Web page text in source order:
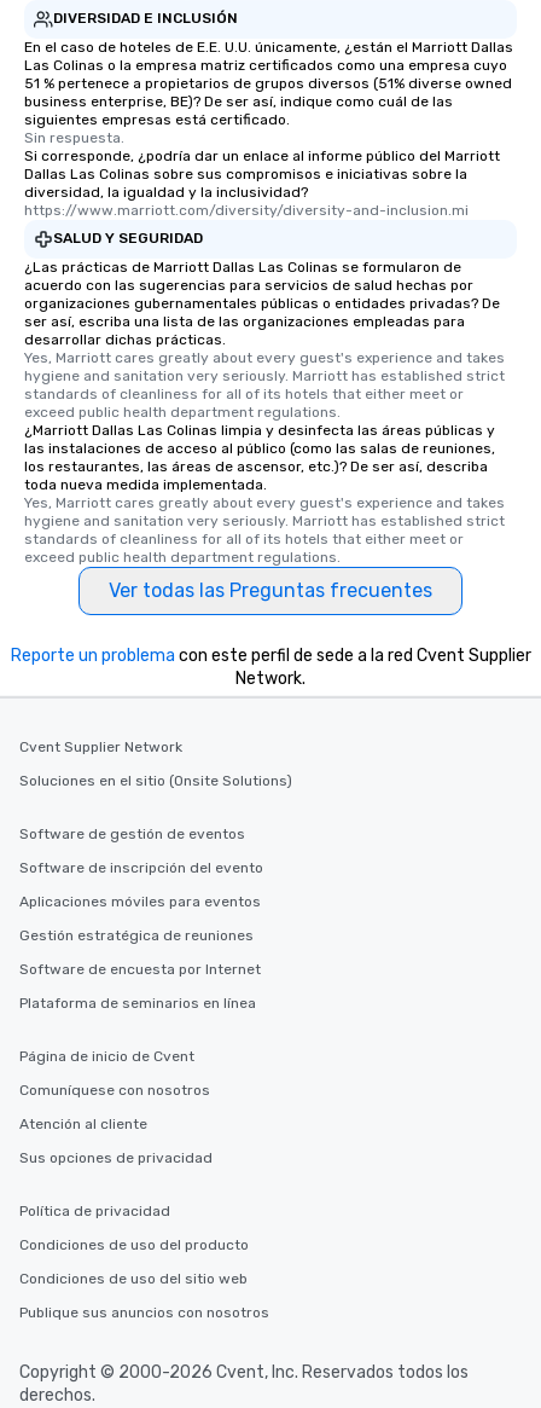
DIVERSIDAD E INCLUSIÓN
En el caso de hoteles de E.E. U.U. únicamente, ¿están el Marriott Dallas
Las Colinas o la empresa matriz certificados como una empresa cuyo
51 % pertenece a propietarios de grupos diversos (51% diverse owned
business enterprise, BE)? De ser así, indique como cuál de las
siguientes empresas está certificado.
Sin respuesta.
Si corresponde, ¿podría dar un enlace al informe público del Marriott
Dallas Las Colinas sobre sus compromisos e iniciativas sobre la
diversidad, la igualdad y la inclusividad?
https://www.marriott.com/diversity/diversity-and-inclusion.mi
SALUD Y SEGURIDAD
¿Las prácticas de Marriott Dallas Las Colinas se formularon de
acuerdo con las sugerencias para servicios de salud hechas por
organizaciones gubernamentales públicas o entidades privadas? De
ser así, escriba una lista de las organizaciones empleadas para
desarrollar dichas prácticas.
Yes, Marriott cares greatly about every guest's experience and takes
hygiene and sanitation very seriously. Marriott has established strict
standards of cleanliness for all of its hotels that either meet or
exceed public health department regulations.
¿Marriott Dallas Las Colinas limpia y desinfecta las áreas públicas y
las instalaciones de acceso al público (como las salas de reuniones,
los restaurantes, las áreas de ascensor, etc.)? De ser así, describa
toda nueva medida implementada.
Yes, Marriott cares greatly about every guest's experience and takes
hygiene and sanitation very seriously. Marriott has established strict
standards of cleanliness for all of its hotels that either meet or
exceed public health department regulations.
Ver todas las Preguntas frecuentes
Reporte un problema con este perfil de sede a la red Cvent Supplier
Network.
Cvent Supplier Network
Soluciones en el sitio (Onsite Solutions)
Software de gestión de eventos
Software de inscripción del evento
Aplicaciones móviles para eventos
Gestión estratégica de reuniones
Software de encuesta por Internet
Plataforma de seminarios en línea
Página de inicio de Cvent
Comuníquese con nosotros
Atención al cliente
Sus opciones de privacidad
Política de privacidad
Condiciones de uso del producto
Condiciones de uso del sitio web
Publique sus anuncios con nosotros
Copyright © 2000-2026 Cvent, Inc. Reservados todos los
derechos.